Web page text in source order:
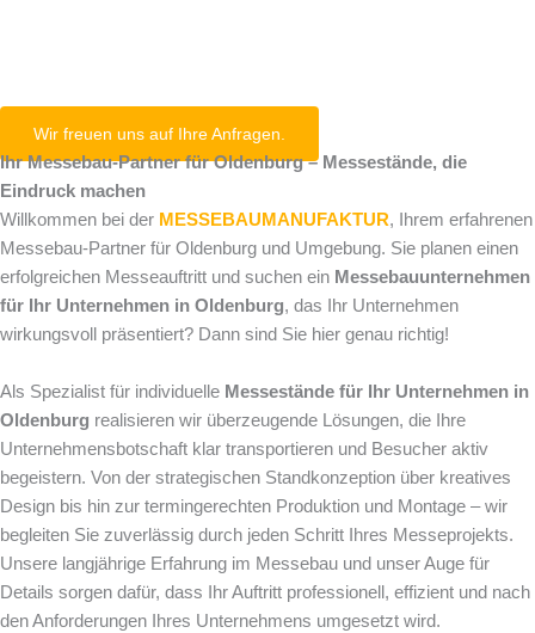
Wir freuen uns auf Ihre Anfragen.
Ihr Messebau-Partner für Oldenburg – Messestände, die
Eindruck machen
Willkommen bei der MESSEBAUMANUFAKTUR, Ihrem erfahrenen
Messebau-Partner für Oldenburg und Umgebung. Sie planen einen
erfolgreichen Messeauftritt und suchen ein Messebauunternehmen
für Ihr Unternehmen in Oldenburg, das Ihr Unternehmen
wirkungsvoll präsentiert? Dann sind Sie hier genau richtig!
Als Spezialist für individuelle Messestände für Ihr Unternehmen in
Oldenburg realisieren wir überzeugende Lösungen, die Ihre
Unternehmensbotschaft klar transportieren und Besucher aktiv
begeistern. Von der strategischen Standkonzeption über kreatives
Design bis hin zur termingerechten Produktion und Montage – wir
begleiten Sie zuverlässig durch jeden Schritt Ihres Messeprojekts.
Unsere langjährige Erfahrung im Messebau und unser Auge für
Details sorgen dafür, dass Ihr Auftritt professionell, effizient und nach
den Anforderungen Ihres Unternehmens umgesetzt wird.